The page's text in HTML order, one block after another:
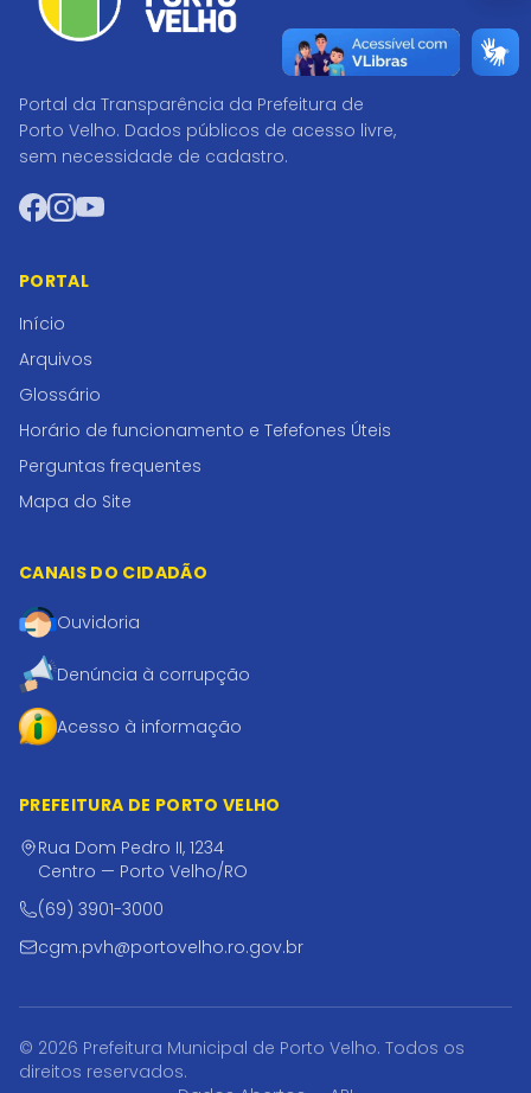
Portal da Transparência da Prefeitura de
Porto Velho. Dados públicos de acesso livre,
sem necessidade de cadastro.
Facebook
Instagram
YouTube
PORTAL
Início
Arquivos
Glossário
Horário de funcionamento e Tefefones Úteis
Perguntas frequentes
Mapa do Site
CANAIS DO CIDADÃO
Ouvidoria
Denúncia à corrupção
Acesso à informação
PREFEITURA DE PORTO VELHO
Rua Dom Pedro II, 1234
Centro — Porto Velho/RO
(69) 3901-3000
cgm.pvh@portovelho.ro.gov.br
© 2026 Prefeitura Municipal de Porto Velho. Todos os
direitos reservados.